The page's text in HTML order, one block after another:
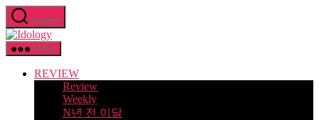
Skip
to
the
content
Search
Idology
Menu
REVIEW
Review
Weekly
N년 전 이달